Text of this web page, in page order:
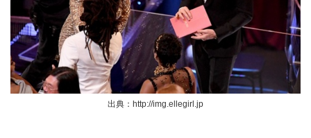
出典：http://img.ellegirl.jp